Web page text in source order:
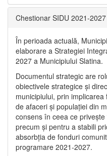
Chestionar SIDU 2021-2027
În perioada actuală,
elaborare a Strategiei
2027 a Municipiului Slatina.
Documentul strategic are
obiectivele strategice și
municipiului, prin
de afaceri și populației din
consens în ceea ce
precum și pentru a stabili
absorbția de fonduri
programare 2021-2027.